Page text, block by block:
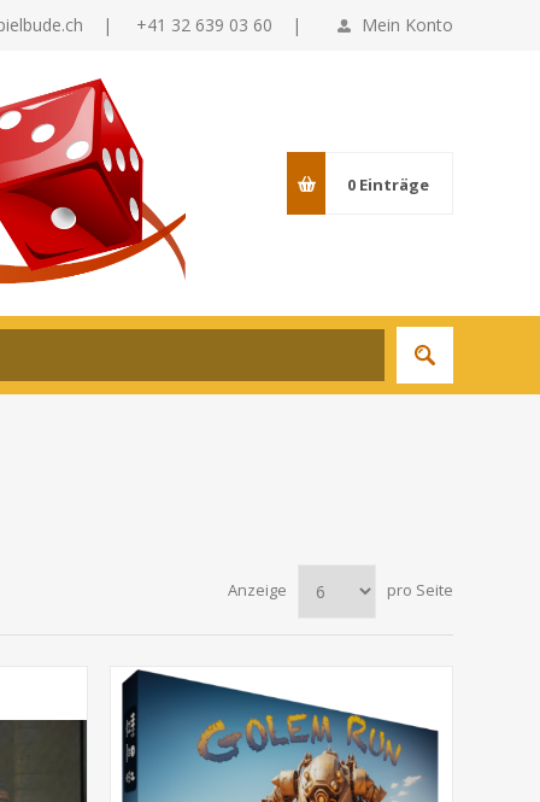
Mein Konto
| +41 32 639 03 60 |
0 Einträge
Anzeige pro Seite